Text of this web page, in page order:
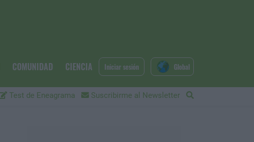
COMUNIDAD CIENCIA
Test de Eneagrama Suscribirme al Newsletter
Iniciar sesión Global